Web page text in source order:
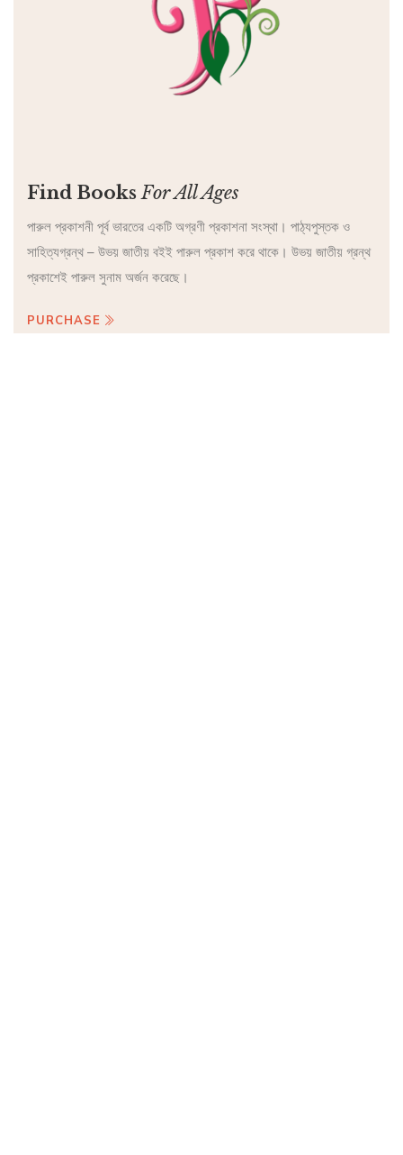
Find Books For All Ages
পারুল প্রকাশনী পূর্ব ভারতের একটি অগ্রণী প্রকাশনা সংস্থা। পাঠ্যপুস্তক ও
সাহিত্যগ্রন্থ – উভয় জাতীয় বইই পারুল প্রকাশ করে থাকে। উভয় জাতীয় গ্রন্থ
প্রকাশেই পারুল সুনাম অর্জন করেছে।
PURCHASE